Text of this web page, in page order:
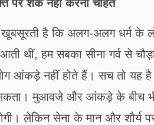
पर शक नहीं करना चाहते
खूबसूरती है कि अलग-अलग धर्म के
थीं, हम सबका सीना गर्व से
आंकड़े नहीं होते हैं। सच तो यह है
मुआवजे और आंकड़े के बीच भी
लेकिन सेना के मान और शौर्य